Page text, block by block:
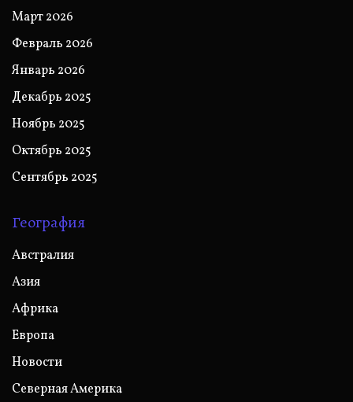
Март 2026
Февраль 2026
Январь 2026
Декабрь 2025
Ноябрь 2025
Октябрь 2025
Сентябрь 2025
География
Австралия
Азия
Африка
Европа
Новости
Северная Америка